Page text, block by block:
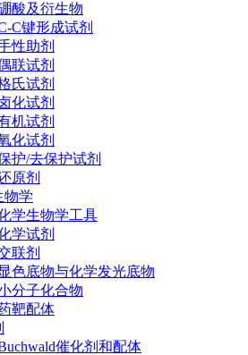
酸及衍生物
C键形成试剂
性助剂
联试剂
氏试剂
化试剂
机试剂
化试剂
护/去保护试剂
原剂
物学
学生物学工具
学试剂
联剂
显色底物与化学发光底物
分子化合物
靶配体
催化剂和配体